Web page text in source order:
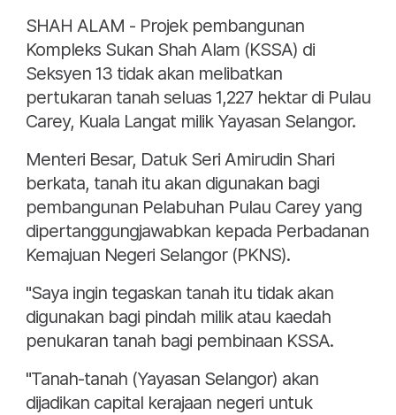
SHAH ALAM - Projek pembangunan
Kompleks Sukan Shah Alam (KSSA) di
Seksyen 13 tidak akan melibatkan
pertukaran tanah seluas 1,227 hektar di Pulau
Carey, Kuala Langat milik Yayasan Selangor.
Menteri Besar, Datuk Seri Amirudin Shari
berkata, tanah itu akan digunakan bagi
pembangunan Pelabuhan Pulau Carey yang
dipertanggungjawabkan kepada Perbadanan
Kemajuan Negeri Selangor (PKNS).
"Saya ingin tegaskan tanah itu tidak akan
digunakan bagi pindah milik atau kaedah
penukaran tanah bagi pembinaan KSSA.
"Tanah-tanah (Yayasan Selangor) akan
dijadikan capital kerajaan negeri untuk